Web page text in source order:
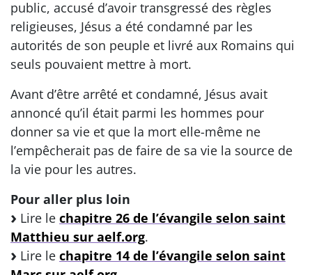
public, accusé d’avoir transgressé des règles
religieuses, Jésus a été condamné par les
autorités de son peuple et livré aux Romains qui
seuls pouvaient mettre à mort.
Avant d’être arrêté et condamné, Jésus avait
annoncé qu’il était parmi les hommes pour
donner sa vie et que la mort elle-même ne
l’empêcherait pas de faire de sa vie la source de
la vie pour les autres.
Pour aller plus loin
Lire le chapitre 26 de l’évangile selon saint
Matthieu sur aelf.org.
Lire le chapitre 14 de l’évangile selon saint